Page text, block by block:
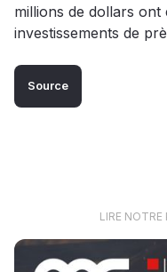
millions de dollars
investissements de
Source
LIRE NOTRE